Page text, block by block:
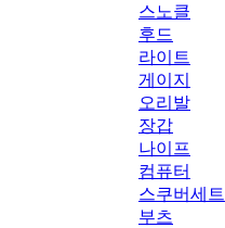
스노클
후드
라이트
게이지
오리발
장갑
나이프
컴퓨터
스쿠버세트
부츠